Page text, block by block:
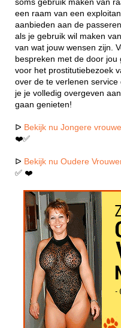
soms gebruik maken van
een raam van een
aanbieden aan de
als je gebruik wil maken
van wat jouw wensen zijn.
bespreken met de door
voor het prostitutiebezoek
over de te verlenen
je je volledig overgeven
gaan genieten!
ᐅ Bekijk nu Jongere
❤️✅
ᐅ Bekijk nu Oudere
✅ ❤️